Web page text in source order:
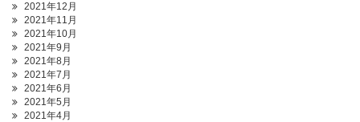
2021年12月
2021年11月
2021年10月
2021年9月
2021年8月
2021年7月
2021年6月
2021年5月
2021年4月